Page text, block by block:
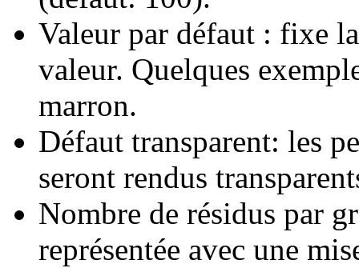
Valeur par défaut : fixe
valeur. Quelques
marron.
Défaut transparent: les
seront rendus
Nombre de résidus par
représentée avec une